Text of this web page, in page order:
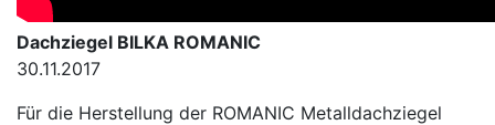
Dachziegel BILKA ROMANIC
30.11.2017
Für die Herstellung der ROMANIC Metalldachziegel